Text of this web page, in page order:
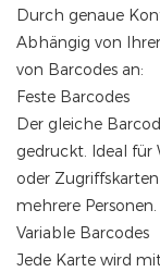
Durch genaue
Abhängig von
von Barcodes an:
Feste Barcodes
Der gleiche
gedruckt. Ideal für
oder
mehrere Personen.
Variable Barcodes
Jede Karte wird